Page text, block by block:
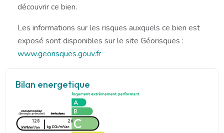
découvrir ce bien.
Les informations sur les risques auxquels ce bien est
exposé sont disponibles sur le site Géorisques :
www.georisques.gouv.fr
Bilan energetique
128 26